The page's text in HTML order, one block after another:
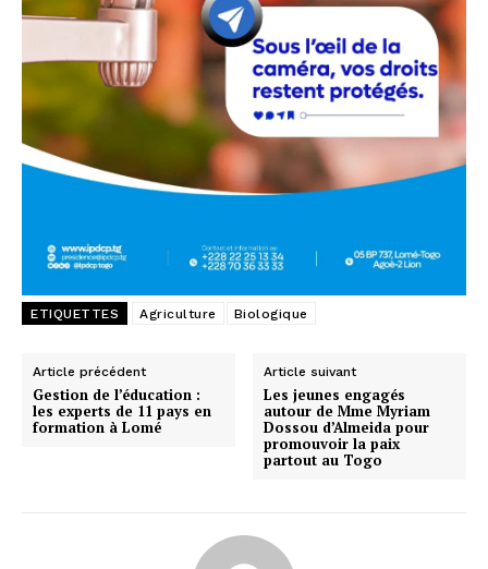
ETIQUETTES Agriculture Biologique
Article précédent
Gestion de l’éducation :
les experts de 11 pays en
formation à Lomé
Article suivant
Les jeunes engagés
autour de Mme Myriam
Dossou d’Almeida pour
promouvoir la paix
partout au Togo